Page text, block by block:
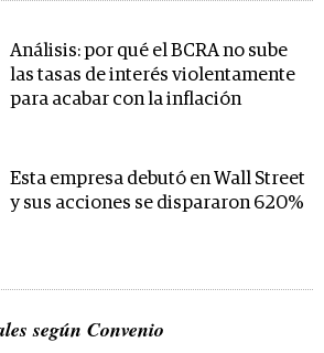
Análisis: por qué el BCRA no sube
las tasas de interés violentamente
para acabar con la inflación
Esta empresa debutó en Wall Street
y sus acciones se dispararon 620%
según Convenio